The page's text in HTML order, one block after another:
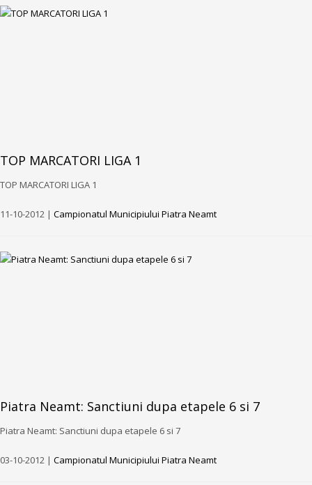
TOP MARCATORI LIGA 1
TOP MARCATORI LIGA 1
11-10-2012 | Campionatul Municipiului Piatra Neamt
Piatra Neamt: Sanctiuni dupa etapele 6 si 7
Piatra Neamt: Sanctiuni dupa etapele 6 si 7
03-10-2012 | Campionatul Municipiului Piatra Neamt